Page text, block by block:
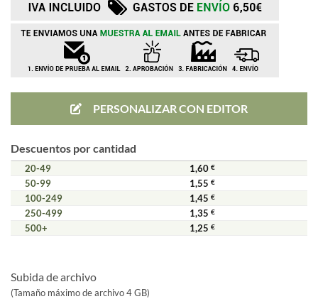
PERSONALIZAR CON EDITOR
Descuentos por cantidad
20-49 1,60 €
50-99 1,55 €
100-249 1,45 €
250-499 1,35 €
500+ 1,25 €
Subida de archivo
(Tamaño máximo de archivo 4 GB)
Alternative: